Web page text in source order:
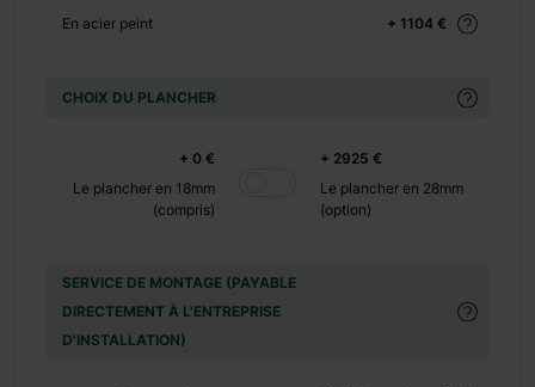
+ 1104 €
En acier peint
CHOIX DU PLANCHER
+ 0 €
Le plancher en 18mm
(compris)
+ 2925 €
Le plancher en 28mm
(option)
SERVICE DE MONTAGE (PAYABLE
DIRECTEMENT À L'ENTREPRISE
D'INSTALLATION)
+ 0 €
+ 480 €
+ 600 €